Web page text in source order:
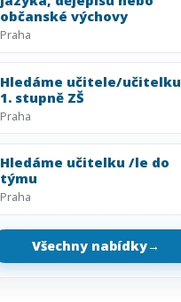
občanské výchovy
Praha
Hledáme učitele/učitelku
1. stupně ZŠ
Praha
Hledáme učitelku /le do
týmu
Praha
Všechny nabídky→